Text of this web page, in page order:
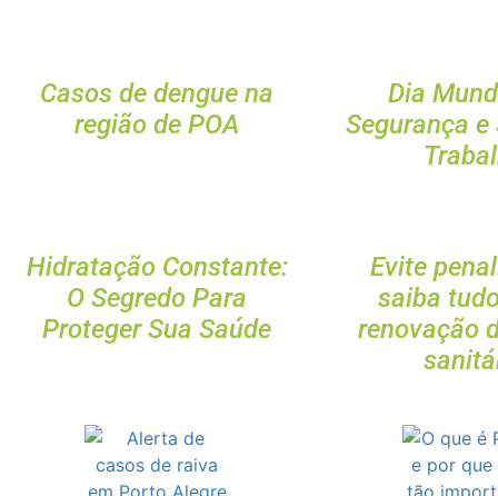
Casos de dengue na
região de POA
Dia
Segurança e
Hidratação Constante:
O Segredo Para
Proteger Sua Saúde
Evite
saiba
renovação